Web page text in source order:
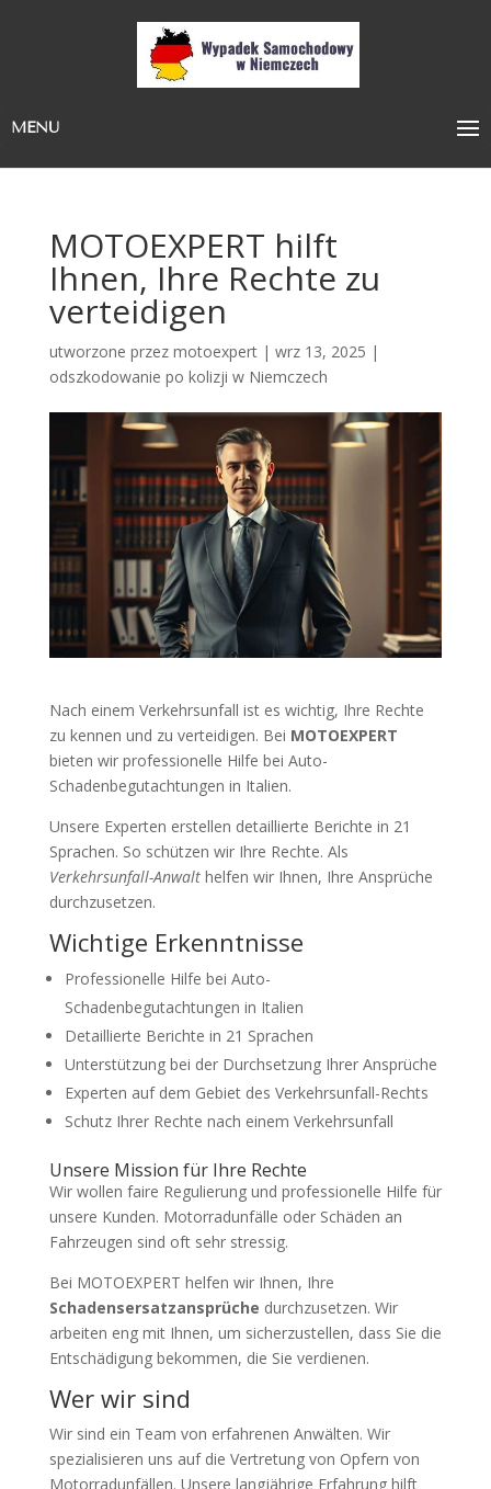
MENU
MOTOEXPERT hilft
Ihnen, Ihre Rechte zu
verteidigen
utworzone przez motoexpert| wrz 13, 2025 |
odszkodowanie po kolizji w Niemczech
Nach einem Verkehrsunfall ist es wichtig, Ihre Rechte
zu kennen und zu verteidigen. Bei MOTOEXPERT
bieten wir professionelle Hilfe bei Auto-
Schadenbegutachtungen in Italien.
Unsere Experten erstellen detaillierte Berichte in 21
Sprachen. So schützen wir Ihre Rechte. Als
Verkehrsunfall-Anwalthelfen wir Ihnen, Ihre Ansprüche
durchzusetzen.
Wichtige Erkenntnisse
Professionelle Hilfe bei Auto-
Schadenbegutachtungen in Italien
Detaillierte Berichte in 21 Sprachen
Unterstützung bei der Durchsetzung Ihrer Ansprüche
Experten auf dem Gebiet des Verkehrsunfall-Rechts
Schutz Ihrer Rechte nach einem Verkehrsunfall
Unsere Mission für Ihre Rechte
Wir wollen faire Regulierung und professionelle Hilfe für
unsere Kunden. Motorradunfälle oder Schäden an
Fahrzeugen sind oft sehr stressig.
Bei MOTOEXPERT helfen wir Ihnen, Ihre
Schadensersatzansprüche durchzusetzen. Wir
arbeiten eng mit Ihnen, um sicherzustellen, dass Sie die
Entschädigung bekommen, die Sie verdienen.
Wer wir sind
Wir sind ein Team von erfahrenen Anwälten. Wir
spezialisieren uns auf die Vertretung von Opfern von
Motorradunfällen. Unsere langjährige Erfahrung hilft